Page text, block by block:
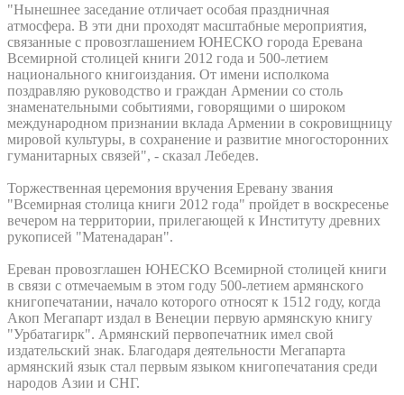
"Нынешнее заседание отличает особая праздничная
атмосфера. В эти дни проходят масштабные мероприятия,
связанные с провозглашением ЮНЕСКО города Еревана
Всемирной столицей книги 2012 года и 500-летием
национального книгоиздания. От имени исполкома
поздравляю руководство и граждан Армении со столь
знаменательными событиями, говорящими о широком
международном признании вклада Армении в сокровищницу
мировой культуры, в сохранение и развитие многосторонних
гуманитарных связей", - сказал Лебедев.
Торжественная церемония вручения Еревану звания
"Всемирная столица книги 2012 года" пройдет в воскресенье
вечером на территории, прилегающей к Институту древних
рукописей "Матенадаран".
Ереван провозглашен ЮНЕСКО Всемирной столицей книги
в связи с отмечаемым в этом году 500-летием армянского
книгопечатании, начало которого относят к 1512 году, когда
Акоп Мегапарт издал в Венеции первую армянскую книгу
"Урбатагирк". Армянский первопечатник имел свой
издательский знак. Благодаря деятельности Мегапарта
армянский язык стал первым языком книгопечатания среди
народов Азии и СНГ.